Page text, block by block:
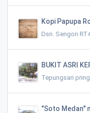
Kopi Papupa
Dsn. Sengon
BUKIT ASRI
Tepungsari
"Soto Medan"